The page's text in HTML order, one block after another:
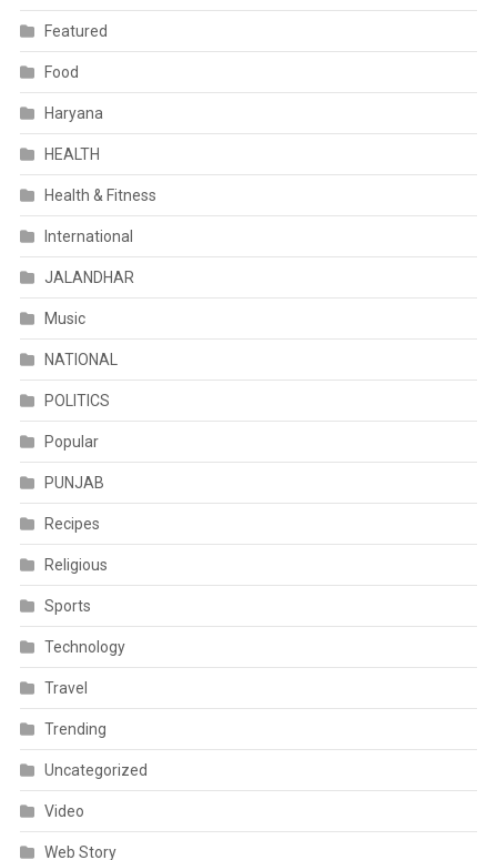
Featured
Food
Haryana
HEALTH
Health & Fitness
International
JALANDHAR
Music
NATIONAL
POLITICS
Popular
PUNJAB
Recipes
Religious
Sports
Technology
Travel
Trending
Uncategorized
Video
Web Story